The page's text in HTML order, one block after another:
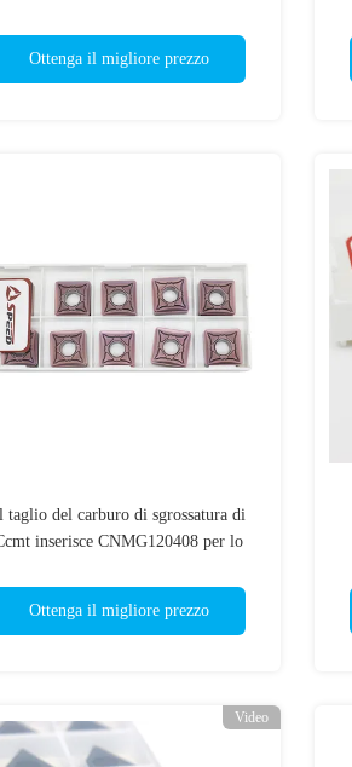
Ottenga il migliore prezzo
taglio del carburo di sgrossatura di
inserisce CNMG120408 per lo
Ottenga il migliore prezzo
Video